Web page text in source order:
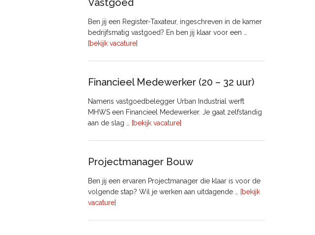
Vastgoed
Ben jij een Register-Taxateur, ingeschreven in de kamer
bedrijfsmatig vastgoed? En ben jij klaar voor een …
[bekijk vacature]
Financieel Medewerker (20 – 32 uur)
Namens vastgoedbelegger Urban Industrial werft
MHWS een Financieel Medewerker. Je gaat zelfstandig
aan de slag …
[bekijk vacature]
32
Projectmanager Bouw
Ben jij een ervaren Projectmanager die klaar is voor de
volgende stap? Wil je werken aan uitdagende …
[bekijk
vacature]